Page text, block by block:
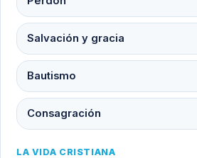
Salvación y gracia
Bautismo
Consagración
LA VIDA CRISTIANA